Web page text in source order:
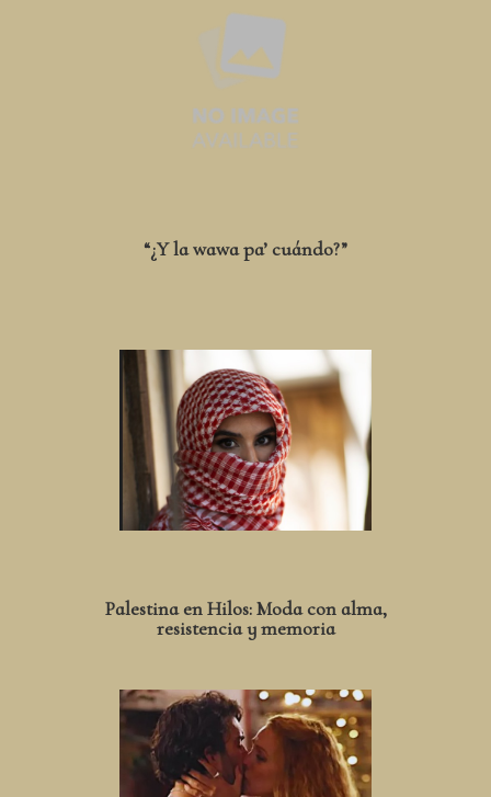
“¿Y la wawa pa’ cuándo?”
Palestina en Hilos: Moda con alma,
resistencia y memoria